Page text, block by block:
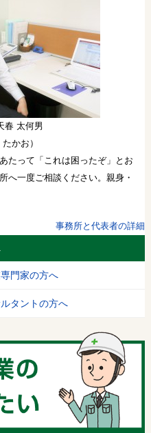
太何男
たかお）
たって「これは困ったぞ」とお
へ一度ご相談ください。親身・
事務所と代表者の詳細
門家の方へ
タントの方へ